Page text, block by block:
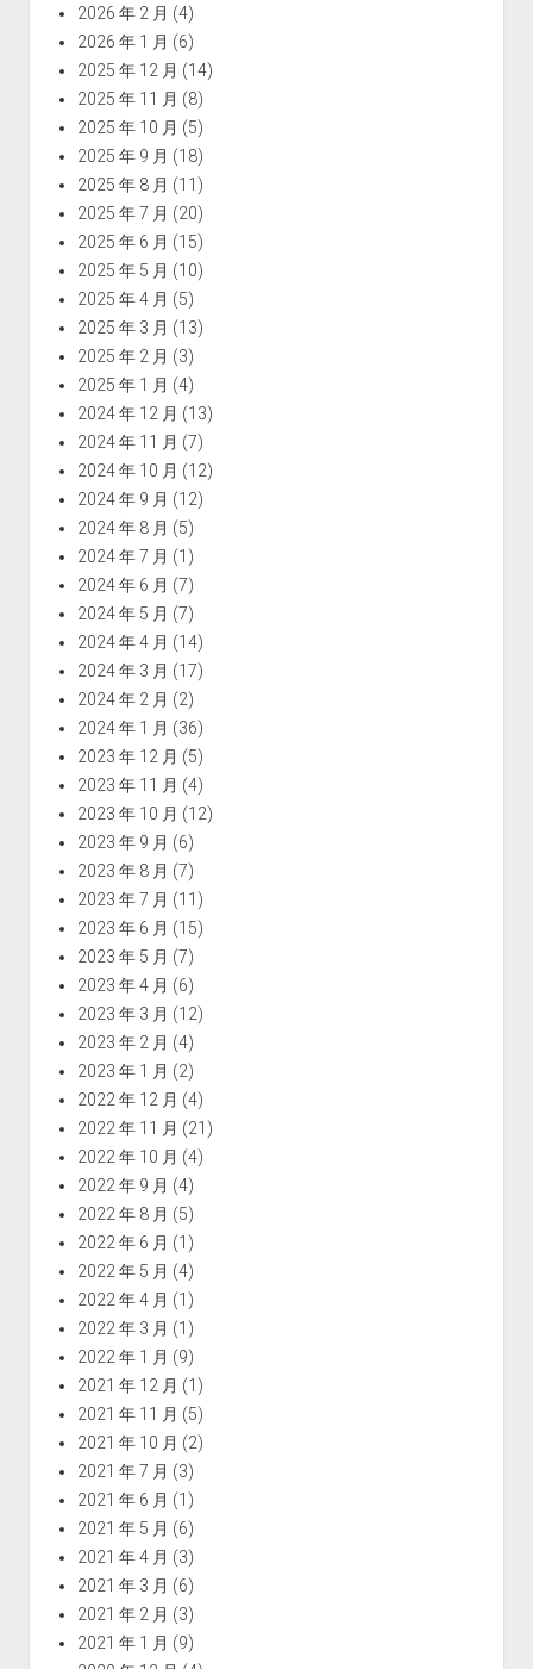
2026 年 2 月 (4)
2026 年 1 月 (6)
2025 年 12 月 (14)
2025 年 11 月 (8)
2025 年 10 月 (5)
2025 年 9 月 (18)
2025 年 8 月 (11)
2025 年 7 月 (20)
2025 年 6 月 (15)
2025 年 5 月 (10)
2025 年 4 月 (5)
2025 年 3 月 (13)
2025 年 2 月 (3)
2025 年 1 月 (4)
2024 年 12 月 (13)
2024 年 11 月 (7)
2024 年 10 月 (12)
2024 年 9 月 (12)
2024 年 8 月 (5)
2024 年 7 月 (1)
2024 年 6 月 (7)
2024 年 5 月 (7)
2024 年 4 月 (14)
2024 年 3 月 (17)
2024 年 2 月 (2)
2024 年 1 月 (36)
2023 年 12 月 (5)
2023 年 11 月 (4)
2023 年 10 月 (12)
2023 年 9 月 (6)
2023 年 8 月 (7)
2023 年 7 月 (11)
2023 年 6 月 (15)
2023 年 5 月 (7)
2023 年 4 月 (6)
2023 年 3 月 (12)
2023 年 2 月 (4)
2023 年 1 月 (2)
2022 年 12 月 (4)
2022 年 11 月 (21)
2022 年 10 月 (4)
2022 年 9 月 (4)
2022 年 8 月 (5)
2022 年 6 月 (1)
2022 年 5 月 (4)
2022 年 4 月 (1)
2022 年 3 月 (1)
2022 年 1 月 (9)
2021 年 12 月 (1)
2021 年 11 月 (5)
2021 年 10 月 (2)
2021 年 7 月 (3)
2021 年 6 月 (1)
2021 年 5 月 (6)
2021 年 4 月 (3)
2021 年 3 月 (6)
2021 年 2 月 (3)
2021 年 1 月 (9)